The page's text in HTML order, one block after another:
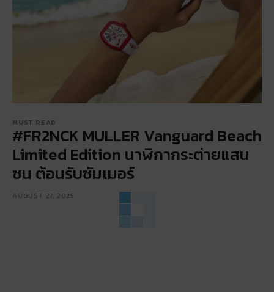
MUST READ
#FR2NCK MULLER Vanguard Beach
Limited Edition นาฬิกากระต่ายแสน
ซน ต้อนรับซัมเมอร์
AUGUST 27, 2025